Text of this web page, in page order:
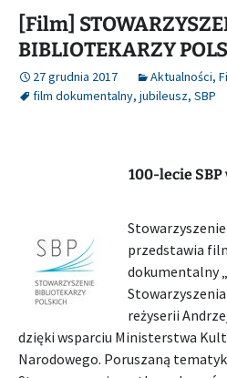
[Film]
BIBLIOTEKARZY
27 grudnia 2017 Aktualności,
film dokumentalny, jubileusz, SBP
100-lecie
przedstawia
dokumentalny
reżyserii
dzięki wsparciu Ministerstwa
Narodowego. Poruszaną